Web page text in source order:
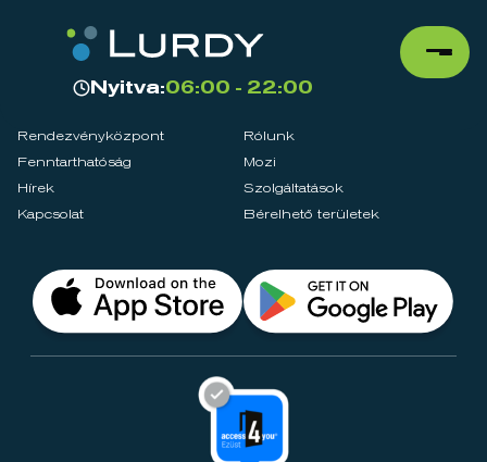
Nyitva:06:00 - 22:00
Rendezvényközpont
Rólunk
Fenntarthatóság
Mozi
Hírek
Szolgáltatások
Kapcsolat
Bérelhető területek